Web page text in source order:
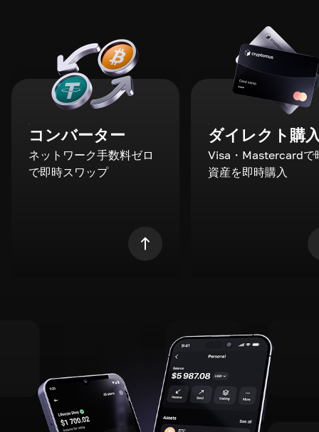
コンバーター
ネットワーク手数料ゼロ
で即時スワップ
ダイレクト購
Visa・Mastercardで
資産を即時購入